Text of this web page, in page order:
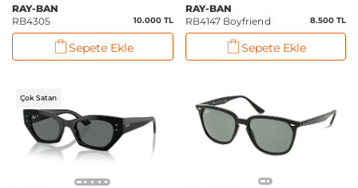
RAY-BAN
RB4305
10.000 TL
Sepete Ekle
RAY-BAN
RB4147 Boyfriend
8.500 TL
Sepete Ekle
Çok Satan